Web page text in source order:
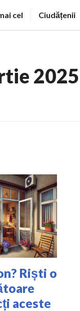
cel Ciudățenii
2025
Riști o
aceste